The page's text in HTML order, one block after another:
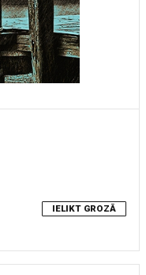
IELIKT GROZĀ